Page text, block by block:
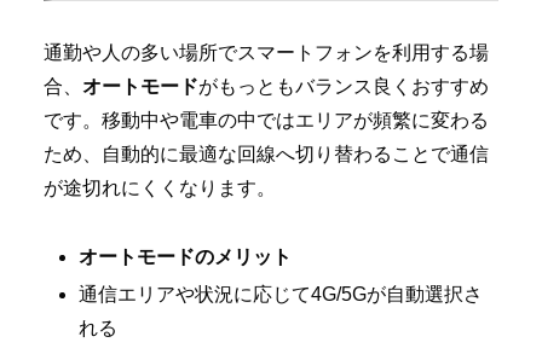
通勤や人の多い場所でスマートフォンを利用する場
合、 オートモードがもっともバランス良くおすすめ
です。移動中や電車の中ではエリアが頻繁に変わる
ため、自動的に最適な回線へ切り替わることで通信
が途切れにくくなります。
オートモードのメリット
通信エリアや状況に応じて4G/5Gが自動選択さ
れる